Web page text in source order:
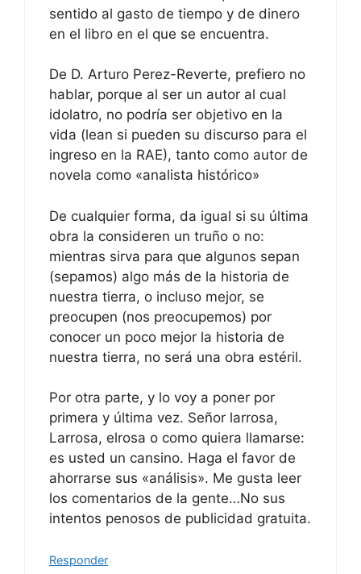
sentido al gasto de tiempo y de dinero
en el libro en el que se encuentra.
De D. Arturo Perez-Reverte, prefiero no
hablar, porque al ser un autor al cual
idolatro, no podría ser objetivo en la
vida (lean si pueden su discurso para el
ingreso en la RAE), tanto como autor de
novela como «analista histórico»
De cualquier forma, da igual si su última
obra la consideren un truño o no:
mientras sirva para que algunos sepan
(sepamos) algo más de la historia de
nuestra tierra, o incluso mejor, se
preocupen (nos preocupemos) por
conocer un poco mejor la historia de
nuestra tierra, no será una obra estéril.
Por otra parte, y lo voy a poner por
primera y última vez. Señor larrosa,
Larrosa, elrosa o como quiera llamarse:
es usted un cansino. Haga el favor de
ahorrarse sus «análisis». Me gusta leer
los comentarios de la gente…No sus
intentos penosos de publicidad gratuita.
Responder